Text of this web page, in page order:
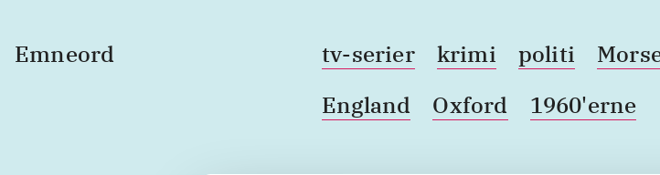
Emneord tv-serier krimi politi
England
Oxford 1960'erne